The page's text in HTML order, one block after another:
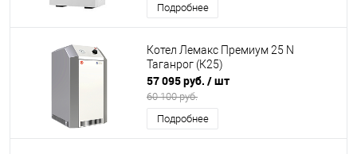
Подробнее
Котел Лемакс Премиум 25 N
Таганрог (К25)
57 095 руб. / шт
60 100 руб.
Подробнее